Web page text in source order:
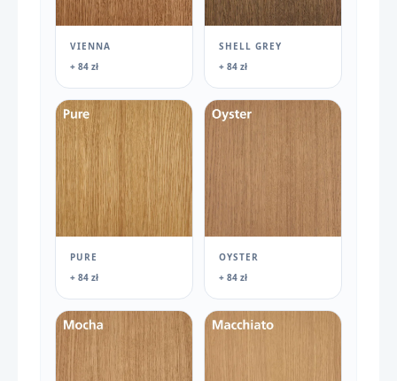
VIENNA
+ 84 zł
SHELL GREY
+ 84 zł
PURE
+ 84 zł
OYSTER
+ 84 zł